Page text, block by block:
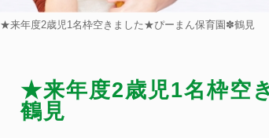
★来年度2歳児1名枠空きました★ぴーまん保育園✽鶴見
★来年度2歳児1名枠空
鶴見